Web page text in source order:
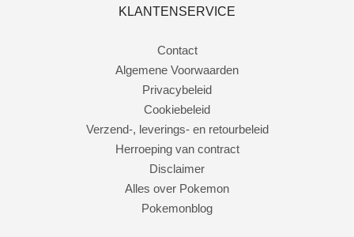
KLANTENSERVICE
Contact
Algemene Voorwaarden
Privacybeleid
Cookiebeleid
Verzend-, leverings- en retourbeleid
Herroeping van contract
Disclaimer
Alles over Pokemon
Pokemonblog